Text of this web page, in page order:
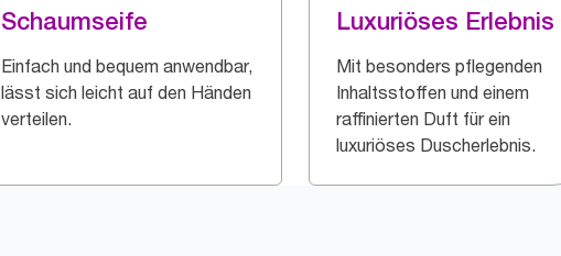
Schaumseife
Einfach und bequem anwendbar,
lässt sich leicht auf den Händen
verteilen.
Luxuriöses Erlebnis
Mit besonders pflegenden
Inhaltsstoffen und einem
raffinierten Duft für ein
luxuriöses Duscherlebnis.